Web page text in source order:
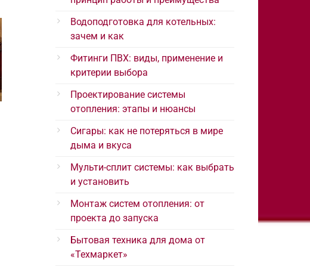
Водоподготовка для котельных:
зачем и как
Фитинги ПВХ: виды, применение и
критерии выбора
Проектирование системы
отопления: этапы и нюансы
Сигары: как не потеряться в мире
дыма и вкуса
Мульти-сплит системы: как выбрать
и установить
Монтаж систем отопления: от
проекта до запуска
Бытовая техника для дома от
«Техмаркет»